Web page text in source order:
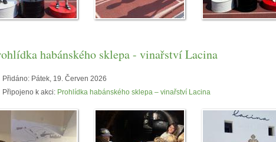
habánského sklepa - vinařství Lacina
Přidáno: Pátek, 19. Červen 2026
Připojeno k akci: Prohlídka habánského sklepa – vinařství Lacina